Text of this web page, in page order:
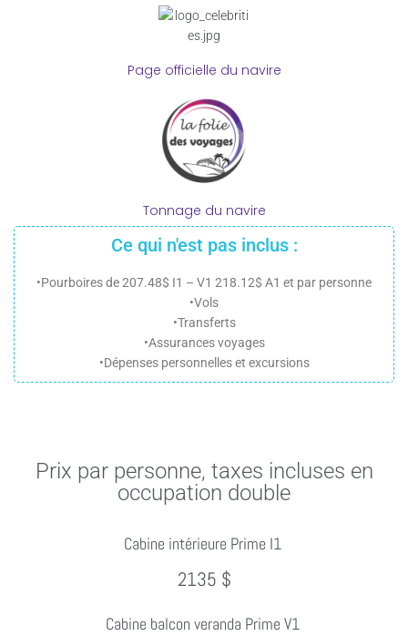
Page officielle du navire
Tonnage du navire
Ce qui n'est pas inclus :
•Pourboires de 207.48$ I1 – V1 218.12$ A1 et par personne
•Vols
•Transferts
•Assurances voyages
•Dépenses personnelles et excursions
Prix par personne, taxes incluses en
occupation double
Cabine intérieure Prime I1
2135 $
Cabine balcon veranda Prime V1